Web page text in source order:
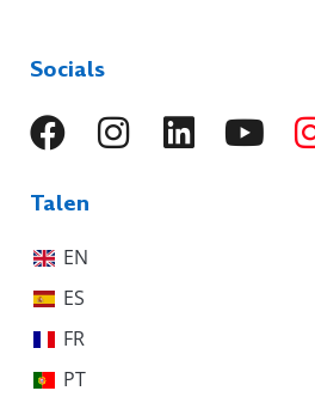
Socials
Talen
EN
ES
FR
PT